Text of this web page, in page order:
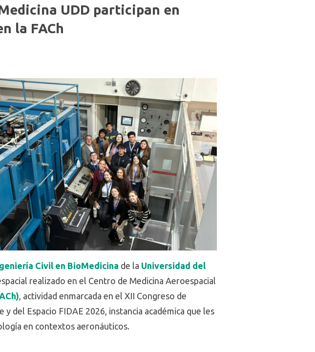
FonoaudiologíaUDD participan en
la FACh
Civil en BioMedicina de la Universidad del
realizado en el Centro de Medicina Aeroespacial
, actividad enmarcada en el XII Congreso de
del Espacio FIDAE 2026, instancia académica que les
en contextos aeronáuticos.